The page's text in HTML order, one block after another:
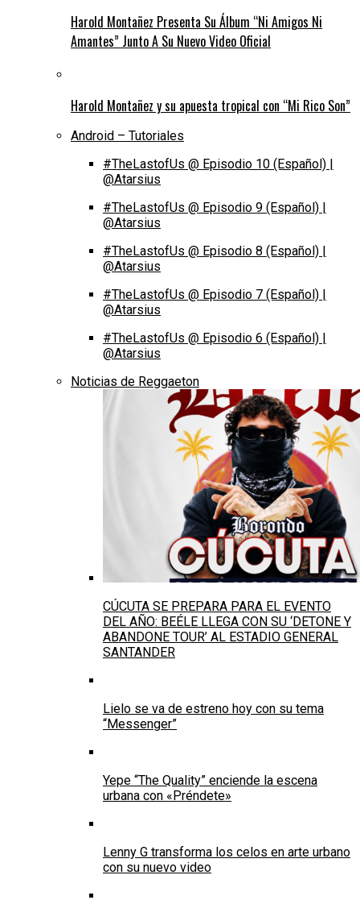
Harold Montañez Presenta Su Álbum “Ni Amigos Ni
Amantes” Junto A Su Nuevo Video Oficial
Harold Montañez y su apuesta tropical con “Mi Rico Son”
Android – Tutoriales
#TheLastofUs @ Episodio 10 (Español) |
@Atarsius
#TheLastofUs @ Episodio 9 (Español) |
@Atarsius
#TheLastofUs @ Episodio 8 (Español) |
@Atarsius
#TheLastofUs @ Episodio 7 (Español) |
@Atarsius
#TheLastofUs @ Episodio 6 (Español) |
@Atarsius
Noticias de Reggaeton
CÚCUTA SE PREPARA PARA EL EVENTO
DEL AÑO: BEÉLE LLEGA CON SU ‘DETONE Y
ABANDONE TOUR’ AL ESTADIO GENERAL
SANTANDER
Lielo se va de estreno hoy con su tema
“Messenger”
Yepe “The Quality” enciende la escena
urbana con «Préndete»
Lenny G transforma los celos en arte urbano
con su nuevo video